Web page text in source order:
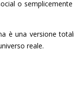
o
è una versione
reale.